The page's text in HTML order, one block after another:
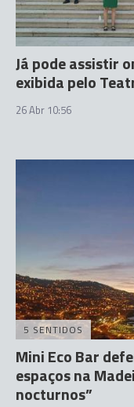
Já pode assistir
exibida pelo
26 Abr 10:56
5 SENTIDOS
Mini Eco Bar
espaços na
nocturnos”